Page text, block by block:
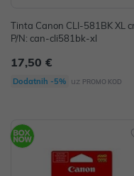
Tinta Canon CLI-581BK XL
P/N: can-cli581bk-xl
17,50 €
Dodatnih -5% uz PROMO KOD